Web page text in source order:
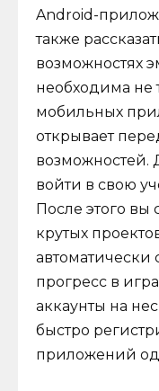
Android-
также
возможностях
необходима не
мобильных
открывает
возможностей.
войти в свою
После этого вы
крутых
автоматически
прогресс в
аккаунты на
быстро
приложений